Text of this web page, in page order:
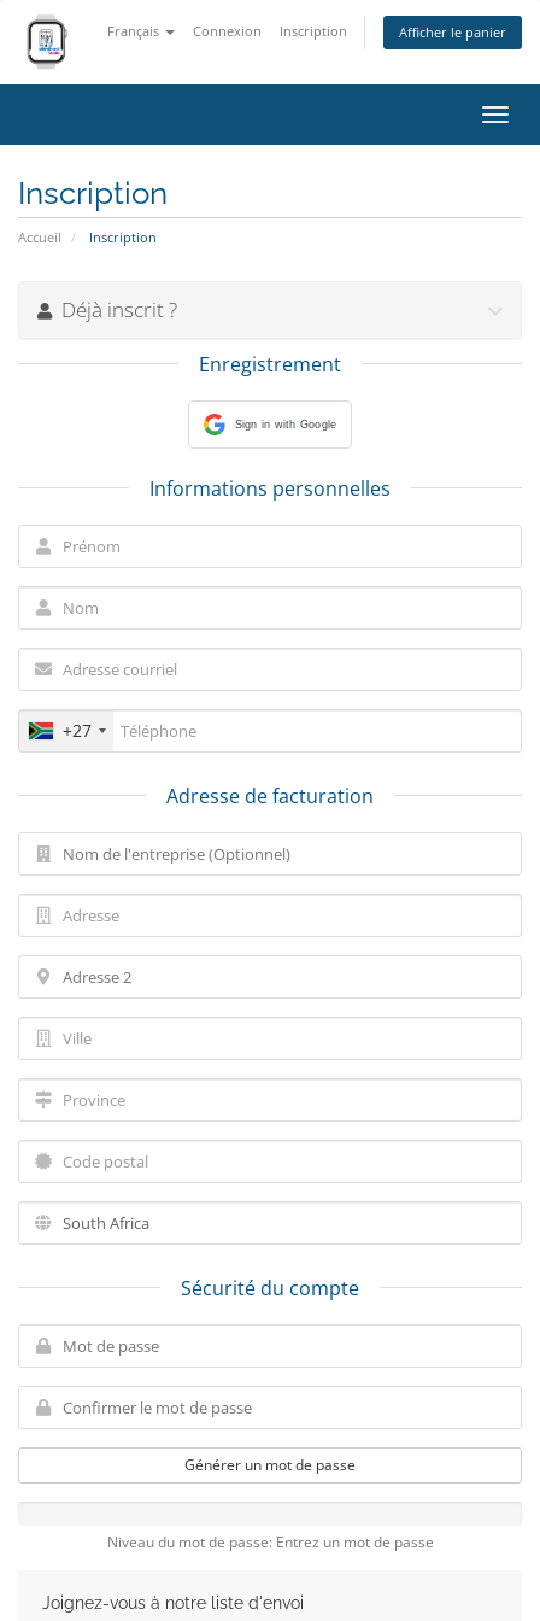
Français Connexion Inscription Afficher le panier
la
Inscription
Accueil Inscription
Déjà inscrit ?
Enregistrement
Sign in with Google
Informations personnelles
+27
Adresse de facturation
Sécurité du compte
Générer un mot de passe
Niveau du mot de passe: Entrez un mot de passe
Joignez-vous à notre liste d'envoi